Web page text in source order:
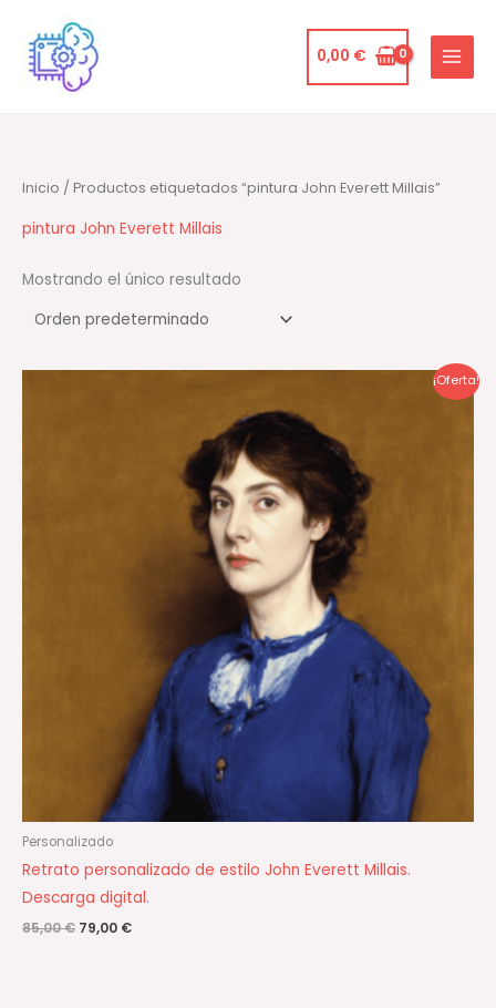
contenido
0,00 €
Inicio / Productos etiquetados “pintura John Everett Millais”
pintura John Everett Millais
Mostrando el único resultado
¡Oferta!
Personalizado
Retrato personalizado de estilo John Everett Millais.
Descarga digital.
85,00€ 79,00 €